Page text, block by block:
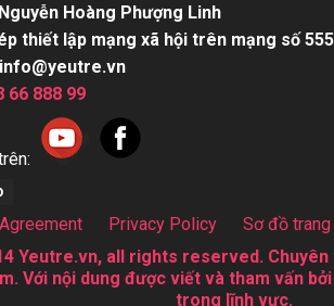
Nguyễn Hoàng Phượng Linh
thiết lập mạng xã hội trên mạng số
info@yeutre.vn
66 888 99
Privacy Policy
Sơ đồ
Yeutre.vn, all rights reserved. Chuyên
Với nội dung được viết và tham vấn
trong lĩnh vực.